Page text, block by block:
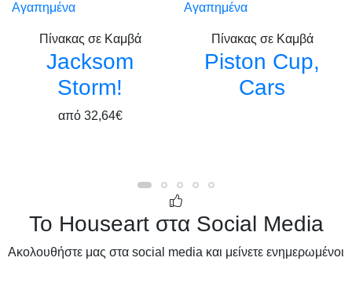
Αγαπημένα
Πίνακας σε Καμβά
Jacksom
Storm!
από 32,64€
Αγαπημένα
Πίνακας σε Καμβά
Piston Cup,
Cars
Το Houseart στα Social Media
Ακολουθήστε μας στα social media και μείνετε ενημερωμένοι